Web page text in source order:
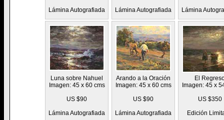
Lámina Autografiada
Lámina Autografiada
Lámina
Luna sobre Nahuel
Imagen: 45 x 60 cms
US $90
Lámina Autografiada
Arando a la Oración
Imagen: 45 x 60 cms
US $90
Lámina Autografiada
El
Imagen: 45 x
US $350
Edición